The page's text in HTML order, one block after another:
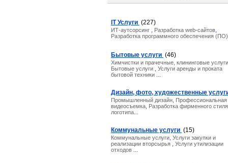
IT Услуги (227)
ИТ-аутсорсинг Разработка web-сайтов
Разработка программного обеспечения
Бытовые услуги (46)
Химчистки и прачечные, клининговые услуги
Бытовые услуги
Услуги аренды и проката
бытовой техники
Дизайн, фото, художественные
Промышленный дизайн
видеосъемка Разработка фирменного
логотипа
Коммунальные услуги (15)
Коммунальные услуги Услуги закупки и
реализации вторсырья
Услуги утилизации
отходов